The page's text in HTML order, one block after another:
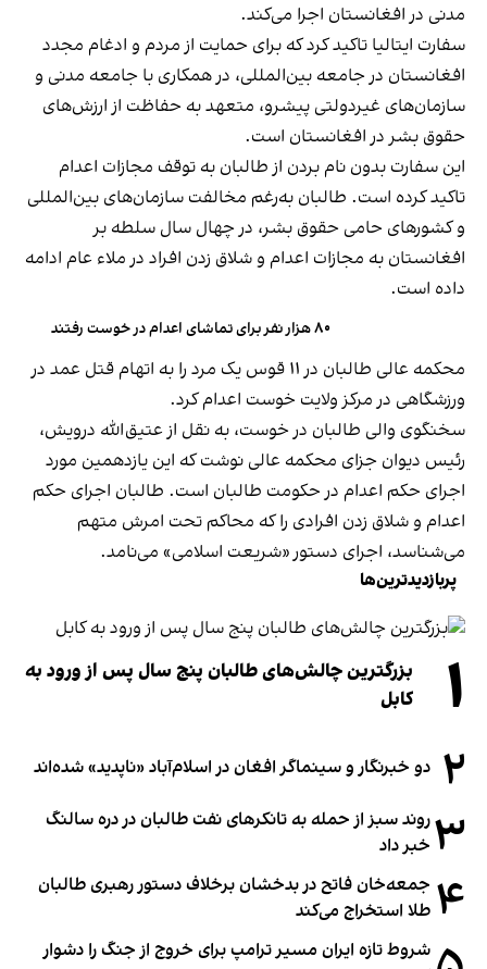
مدنی در افغانستان اجرا می‌کند.
سفارت ایتالیا تاکید کرد که برای حمایت از مردم و ادغام مجدد
افغانستان در جامعه بین‌المللی، در همکاری با جامعه مدنی و
سازمان‌های غیردولتی پیشرو، متعهد به حفاظت از ارزش‌های
حقوق بشر در افغانستان است.
این سفارت بدون نام بردن از طالبان به توقف مجازات اعدام
تاکید کرده است. طالبان به‌رغم مخالفت سازمان‌های بین‌المللی
و کشورهای حامی حقوق بشر، در چهال سال سلطه بر
افغانستان به مجازات اعدام و شلاق زدن افراد در ملاء عام ادامه
داده است.
۸۰ هزار نفر برای تماشای اعدام در خوست رفتند
محکمه عالی طالبان در ۱۱ قوس یک مرد را به اتهام قتل عمد در
ورزشگاهی در مرکز ولایت خوست اعدام کرد.
سخنگوی والی طالبان در خوست، به نقل از عتیق‌الله درویش،
رئيس دیوان جزای محکمه عالی نوشت که این یازدهمین مورد
اجرای حکم اعدام در حکومت طالبان است. طالبان اجرای حکم
اعدام و شلاق زدن افرادی را که محاکم تحت امرش متهم
می‌شناسد، اجرای دستور «شریعت اسلامی» می‌نامد.
پربازدیدترین‌ها
۱
بزرگترین چالش‌های طالبان پنج سال پس از ورود به
کابل
۲ دو خبرنگار و سینماگر افغان در اسلام‌آباد «ناپدید» شده‌اند
۳روند سبز از حمله به تانکرهای نفت طالبان در دره سالنگ
خبر داد
۴ جمعه‌خان فاتح در بدخشان برخلاف دستور رهبری طالبان
طلا استخراج می‌کند
شروط تازه ایران مسیر ترامپ برای خروج از جنگ را دشوار